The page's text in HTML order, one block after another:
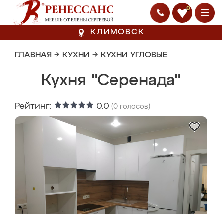
0
КЛИМОВСК
ГЛАВНАЯ → КУХНИ → КУХНИ УГЛОВЫЕ
Кухня "Серенада"
Рейтинг: 0.0 (0 голосов)